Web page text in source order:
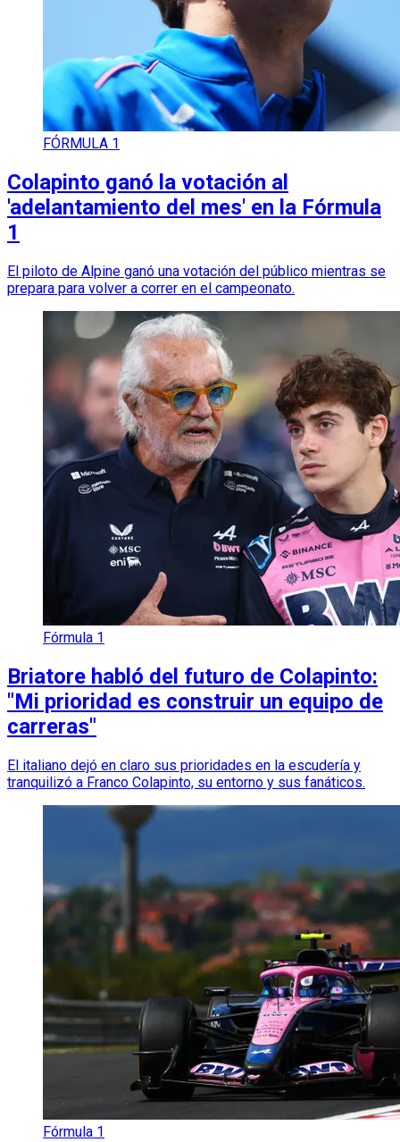
FÓRMULA 1
Colapinto ganó la votación al
'adelantamiento del mes' en la Fórmula
1
El piloto de Alpine ganó una votación del público mientras se
prepara para volver a correr en el campeonato.
Fórmula 1
Briatore habló del futuro de Colapinto:
"Mi prioridad es construir un equipo de
carreras"
El italiano dejó en claro sus prioridades en la escudería y
tranquilizó a Franco Colapinto, su entorno y sus fanáticos.
Fórmula 1